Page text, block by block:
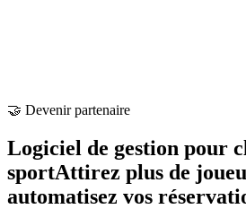
🤝 Devenir partenaire
Logiciel de gestion pour
sportAttirez plus de
automatisez vos